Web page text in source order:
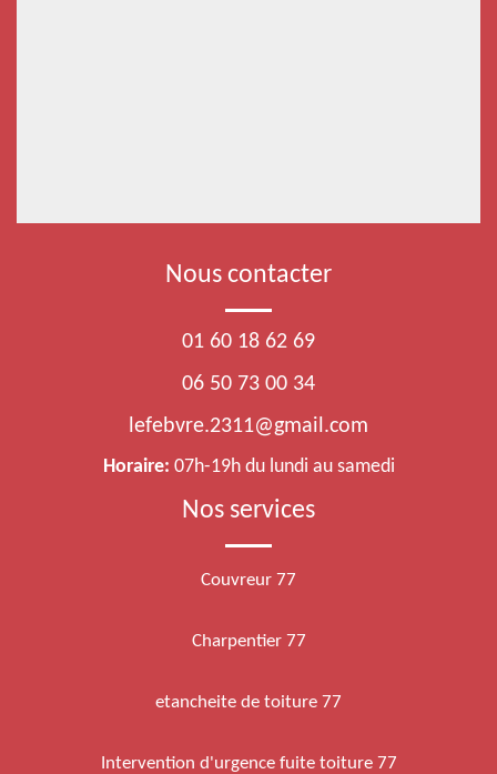
Nous contacter
01 60 18 62 69
06 50 73 00 34
lefebvre.2311@gmail.com
Horaire: 07h-19h du lundi au samedi
Nos services
Couvreur 77
Charpentier 77
etancheite de toiture 77
Intervention d'urgence fuite toiture 77